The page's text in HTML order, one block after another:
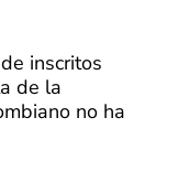
inscritos
de la
no ha